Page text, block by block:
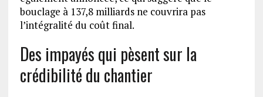
bouclage à 137,8 milliards ne couvrira pas
l’intégralité du coût final.
Des impayés qui pèsent sur la
crédibilité du chantier